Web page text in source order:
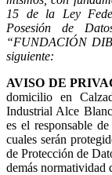
15 de la Ley
Posesión de
“FUNDACIÓN
siguiente:
AVISO DE
domicilio en
Industrial Alce
es el responsable
cuales serán
de Protección de
demás normatividad